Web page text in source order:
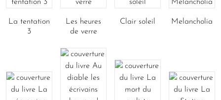
La tentation
3
Les heures
de verre
Clair soleil Melancholia